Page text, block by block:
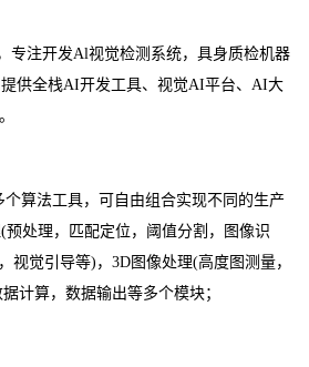
专注开发Al视觉检测系统，具身质检机器
供全栈AI开发工具、视觉AI平台、AI大
个算法工具，可自由组合实现不同的生产
预处理，匹配定位，阈值分割，图像识
视觉引导等)，3D图像处理(高度图测量，
计算，数据输出等多个模块；